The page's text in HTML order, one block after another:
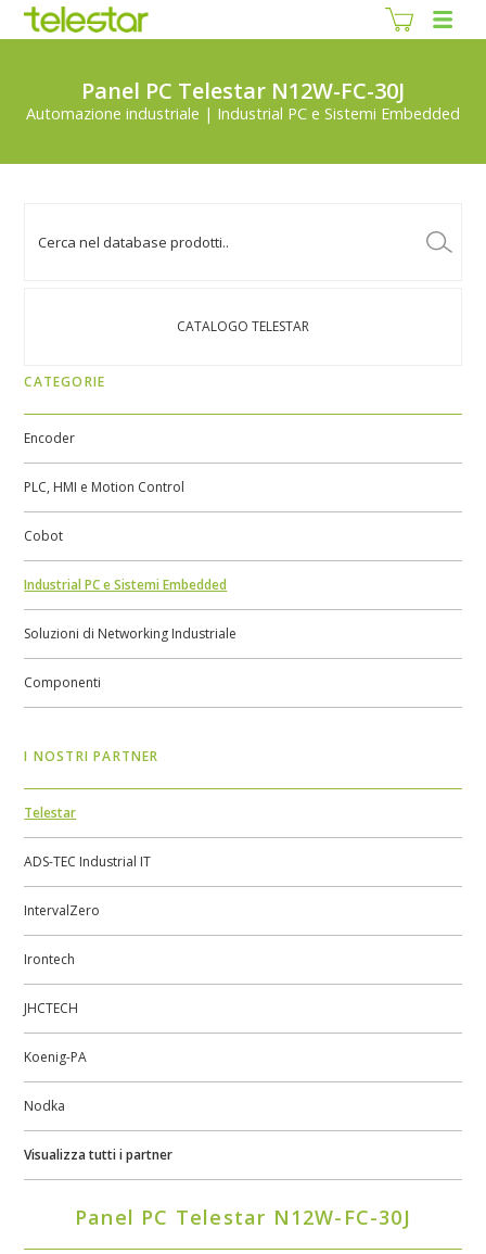
Panel PC Telestar N12W-FC-30J
Automazione industriale | Industrial PC e Sistemi Embedded
CATALOGO TELESTAR
CATEGORIE
Encoder
PLC, HMI e Motion Control
Cobot
Industrial PC e Sistemi Embedded
Soluzioni di Networking Industriale
Componenti
I NOSTRI PARTNER
Telestar
ADS-TEC Industrial IT
IntervalZero
Irontech
JHCTECH
Koenig-PA
Nodka
Visualizza tutti i partner
Panel PC Telestar N12W-FC-30J